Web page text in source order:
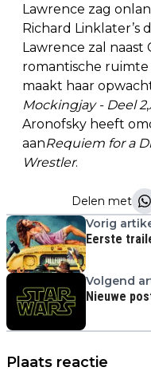
Lawrence zag
Richard Linklater’s
Lawrence zal naast
romantische ruimte
maakt haar
Mockingjay - Deel 2,
Aronofsky heeft
aanRequiem for a
Wrestler.
Delen met
Vorig
Eerste
Volgend
Nieuwe
Plaats reactie